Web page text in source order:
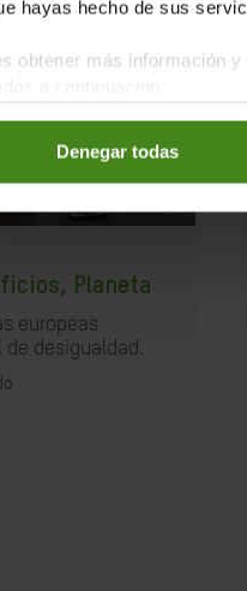
hayas hecho de sus
obtener más información
Denegar todas
Planeta
europeas
desigualdad.